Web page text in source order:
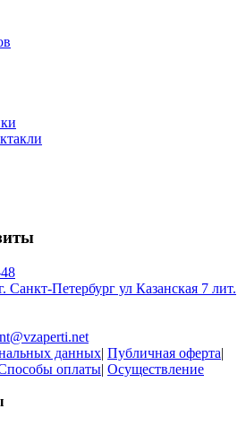
Петербург ул Казанская 7 лит.
данных| Публичная оферта|
оплаты| Осуществление